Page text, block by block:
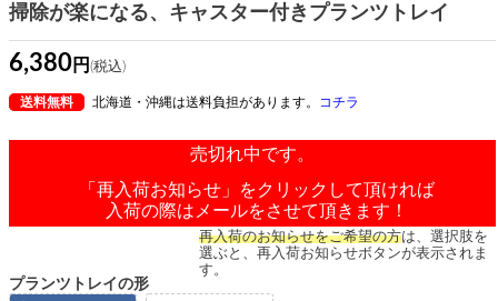
掃除が楽になる、キャスター付きプランツトレイ
6,380
送料無料 北海道・沖縄は送料負担があります。 コチラ
売切れ中です。
「再入荷お知らせ」をクリックして頂ければ
入荷の際はメールをさせて頂きます！
再入荷のお知らせをご希望の方は、選択肢を
選ぶと、再入荷お知らせボタンが表示されま
す。
プランツトレイの形